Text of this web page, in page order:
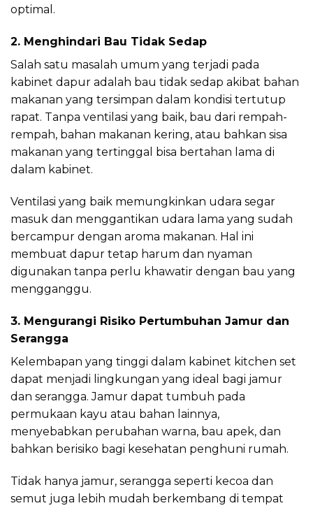
optimal.
2. Menghindari Bau Tidak Sedap
Salah satu masalah umum yang terjadi pada
kabinet dapur adalah bau tidak sedap akibat bahan
makanan yang tersimpan dalam kondisi tertutup
rapat. Tanpa ventilasi yang baik, bau dari rempah-
rempah, bahan makanan kering, atau bahkan sisa
makanan yang tertinggal bisa bertahan lama di
dalam kabinet.
Ventilasi yang baik memungkinkan udara segar
masuk dan menggantikan udara lama yang sudah
bercampur dengan aroma makanan. Hal ini
membuat dapur tetap harum dan nyaman
digunakan tanpa perlu khawatir dengan bau yang
mengganggu.
3. Mengurangi Risiko Pertumbuhan Jamur dan
Serangga
Kelembapan yang tinggi dalam kabinet kitchen set
dapat menjadi lingkungan yang ideal bagi jamur
dan serangga. Jamur dapat tumbuh pada
permukaan kayu atau bahan lainnya,
menyebabkan perubahan warna, bau apek, dan
bahkan berisiko bagi kesehatan penghuni rumah.
Tidak hanya jamur, serangga seperti kecoa dan
semut juga lebih mudah berkembang di tempat